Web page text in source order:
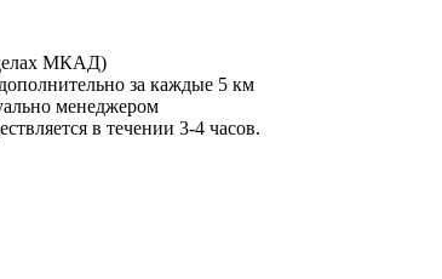
МКАД)
за каждые 5 км
менеджером
в течении 3-4 часов.